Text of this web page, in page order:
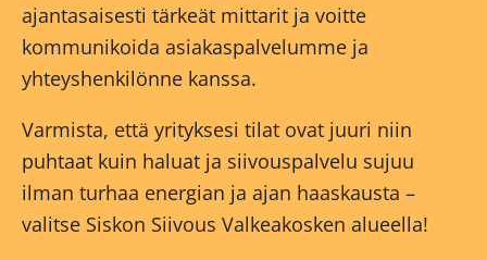
ajantasaisesti tärkeät mittarit ja voitte
kommunikoida asiakaspalvelumme ja
yhteyshenkilönne kanssa.
Varmista, että yrityksesi tilat ovat juuri niin
puhtaat kuin haluat ja siivouspalvelu sujuu
ilman turhaa energian ja ajan haaskausta –
valitse Siskon Siivous Valkeakosken alueella!